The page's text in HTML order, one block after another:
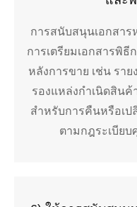
การสนับสนุนเอกสาร
การเตรียมเอกสารพิธี
หลังการขาย เช่น รา
รองแหล่งกำเนิดสิน
สำหรับการคืนหรือเ
ตามกฎระเบียบ